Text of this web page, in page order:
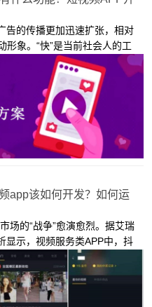
告的传播更加迅速扩张，相对
形象。“快”是当前社会人的工
志，短视频正是迎合这点受到
上海APP开发公司-艾艺就说说
要有哪些功能，才能留住用
app该如何开发？如何运
场的“战争”愈演愈烈。据艾瑞
显示，视频服务类APP中，抖
频APP彰显出了迅猛的发展势
行短视频app开发，我们该怎